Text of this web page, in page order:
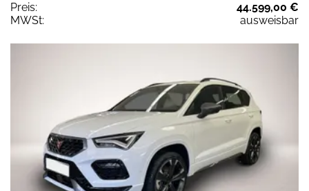
Preis:
44.599,00 €
MWSt:
ausweisbar